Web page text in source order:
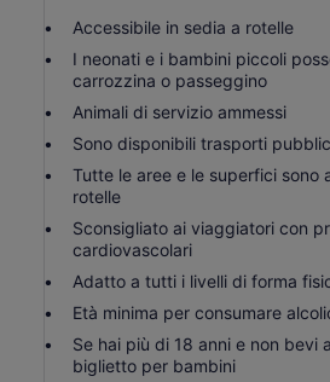
Accessibile in sedia a rotelle
I neonati e i bambini piccoli
carrozzina o passeggino
Animali di servizio ammessi
Sono disponibili trasporti
Tutte le aree e le superfici sono
rotelle
Sconsigliato ai viaggiatori con
cardiovascolari
Adatto a tutti i livelli di forma
Età minima per consumare
Se hai più di 18 anni e non bevi
biglietto per bambini